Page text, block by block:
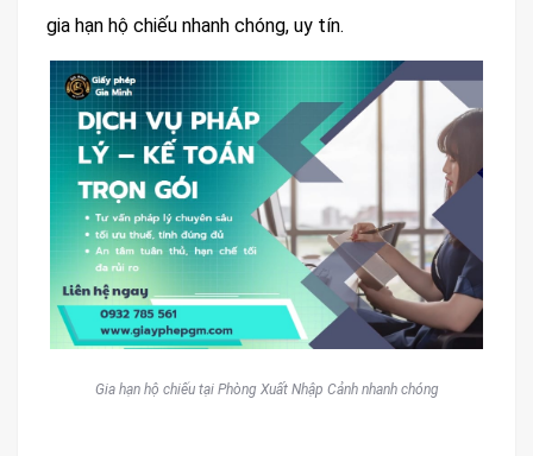
gia hạn hộ chiếu nhanh chóng, uy tín.
Gia hạn hộ chiếu tại Phòng Xuất Nhập Cảnh nhanh chóng